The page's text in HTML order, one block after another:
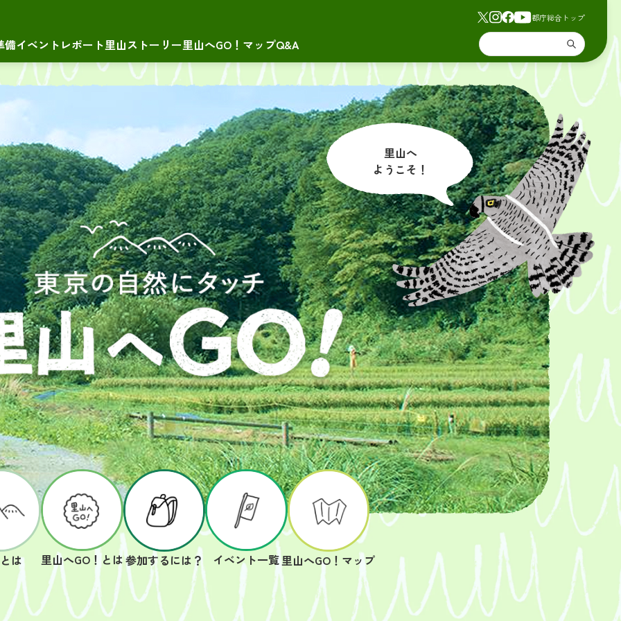
都庁総合トップ
備イベントレポート里山ストーリー里山へGO！マップQ&A
里山へ
ようこそ！
は 里山へGO！とは参加するには？ イベント一覧里山へGO！マップ